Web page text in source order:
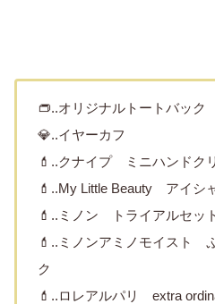
👝..オリジナルトートバック
💎..イヤーカフ
💄..クナイプ ミニハンドク
💄..My Little Beauty アイシ
💄..ミノン トライアルセッ
💄..ミノンアミノモイスト
ク
💄..ロレアルパリ extra